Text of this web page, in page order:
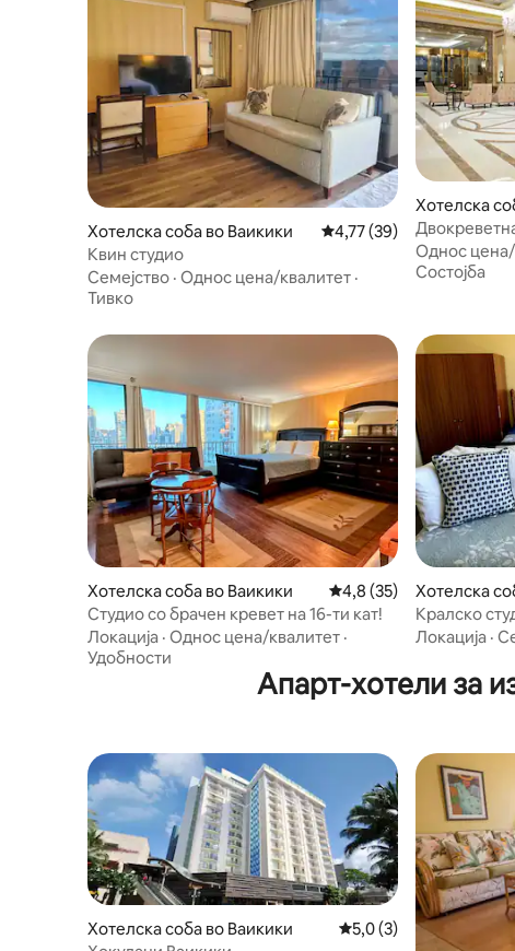
Хотелска соба во Ваикики Просечна оцена: 4,77
4,77 (39)
Квин студио
Семејство · Однос цена/квалитет ·
Тивко
Хотелска
FL
Однос
Состојба
Хотелска соба во Ваикики Просечна оцена: 4,8 од
4,8 (35)
Студио со брачен кревет на 16-ти кат!
Локација · Однос цена/квалитет ·
Удобности
Хотелска
Кралско
лица)
Локација ·
Апарт-хотели за
Хотелска соба во Ваикики Просечна оцена: 5,0
5,0 (3)